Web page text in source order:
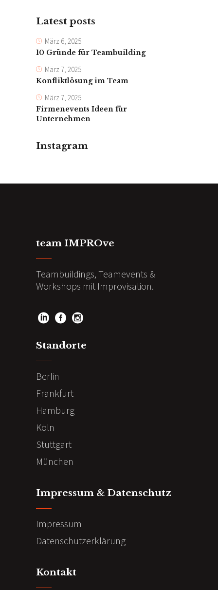
Latest posts
März 6, 2025
10 Gründe für Teambuilding
März 7, 2025
Konfliktlösung im Team
März 7, 2025
Firmenevents Ideen für
Unternehmen
Instagram
team IMPROve
Teambuildings, Teamevents &
Workshops mit Improvisation.
Standorte
Berlin
Frankfurt
Hamburg
Köln
Stuttgart
München
Impressum & Datenschutz
Impressum
Datenschutzerklärung
Kontakt